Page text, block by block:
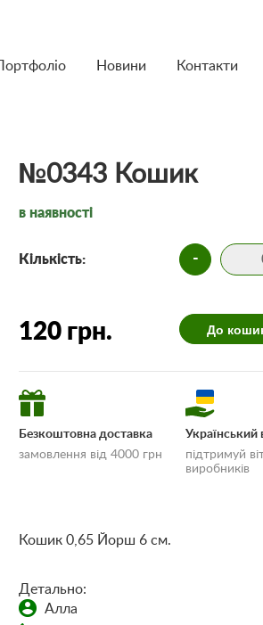
Портфоліо Новини Контакти
№0343 Кошик
в наявності
Кількість: -
120 грн. До
Безкоштовна доставка
замовлення від 4000 грн
оплати»
Український
підтримуй
виробників
Кошик 0,65 Йорш 6 см.
Детально:
Алла